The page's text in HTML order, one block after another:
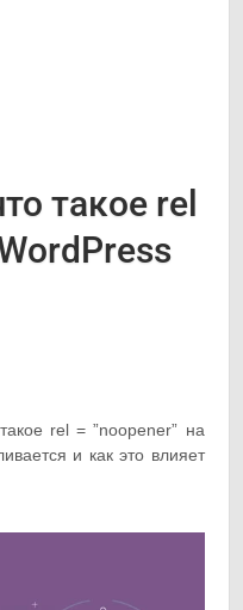
такое rel
rel = ”noopener” на
и как это влияет